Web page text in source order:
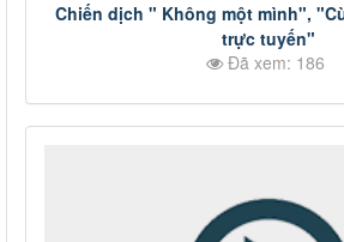
Chiến dịch " Không một mình",
trực tuyến"
Đã xem: 186